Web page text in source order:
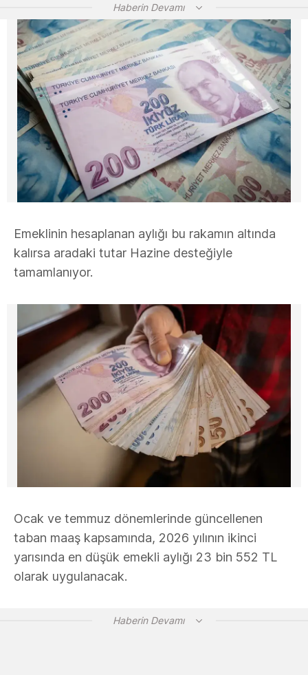
Haberin Devamı
Emeklinin hesaplanan aylığı bu rakamın altında
kalırsa aradaki tutar Hazine desteğiyle
tamamlanıyor.
Ocak ve temmuz dönemlerinde güncellenen
taban maaş kapsamında, 2026 yılının ikinci
yarısında en düşük emekli aylığı 23 bin 552 TL
olarak uygulanacak.
Haberin Devamı